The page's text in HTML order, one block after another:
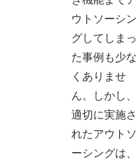
ウトソーシン
グしてしまっ
た事例も少な
くありませ
ん。しかし、
適切に実施さ
れたアウトソ
ーシングは、